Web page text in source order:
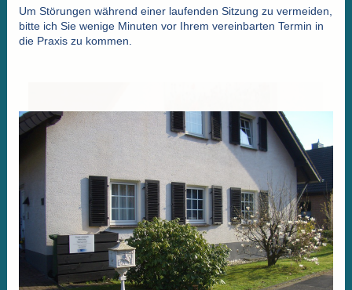
Um Störungen während einer laufenden Sitzung zu vermeiden,
bitte ich Sie wenige Minuten vor Ihrem vereinbarten Termin in
die Praxis zu kommen.